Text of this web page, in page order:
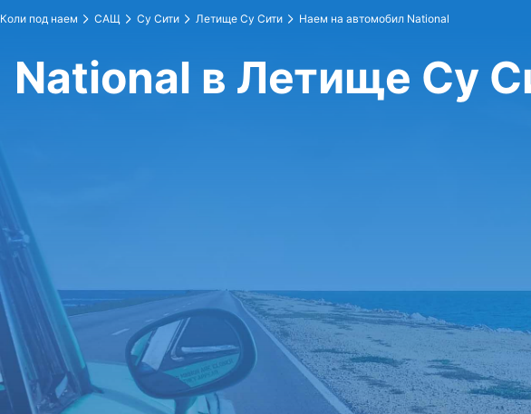
Коли под наем САЩ Су Сити Летище Су Сити Наем на автомобил National
National в Летище Су